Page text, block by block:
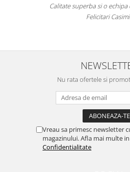
Calitate superba si o
Felicitari
Nu rata ofertele si
Vreau sa primesc newsletter
magazinului. Afla mai multe in
Confidentialitate